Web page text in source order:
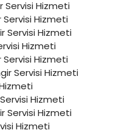
Servisi Hizmeti
Servisi Hizmeti
Servisi Hizmeti
Hizmeti
Servisi Hizmeti
Servisi Hizmeti
Servisi Hizmeti
Servisi Hizmeti
Hizmeti